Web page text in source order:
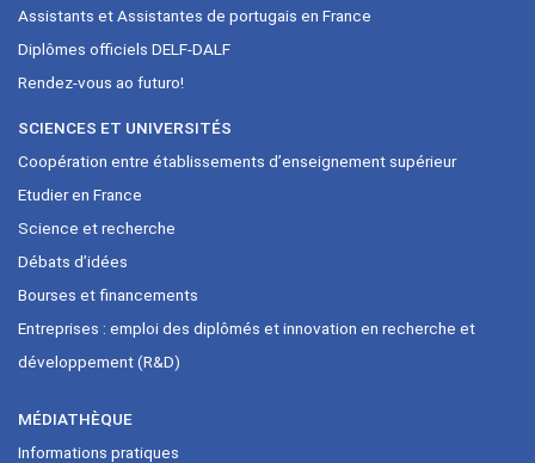
Assistants et Assistantes de portugais en France
Diplômes officiels DELF-DALF
Rendez-vous ao futuro!
SCIENCES ET UNIVERSITÉS
Coopération entre établissements d’enseignement supérieur
Etudier en France
Science et recherche
Débats d’idées
Bourses et financements
Entreprises : emploi des diplômés et innovation en recherche et
développement (R&D)
MÉDIATHÈQUE
Informations pratiques